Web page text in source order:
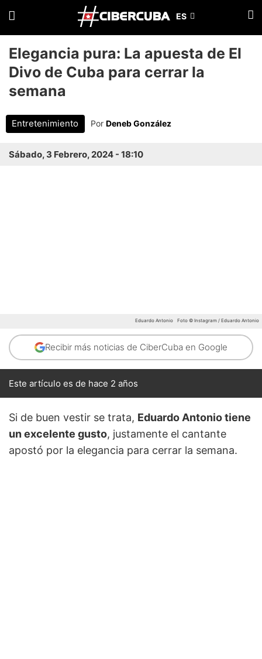
Elegancia pura: La apuesta de El
Divo de Cuba para cerrar la
semana
Entretenimiento Por Deneb González
Sábado, 3 Febrero, 2024 - 18:10
Eduardo Antonio Foto © Instagram / Eduardo Antonio
Recibir más noticias de CiberCuba en Google
Este artículo es de hace 2 años
Si de buen vestir se trata, Eduardo Antonio tiene
un excelente gusto, justamente el cantante
apostó por la elegancia para cerrar la semana.